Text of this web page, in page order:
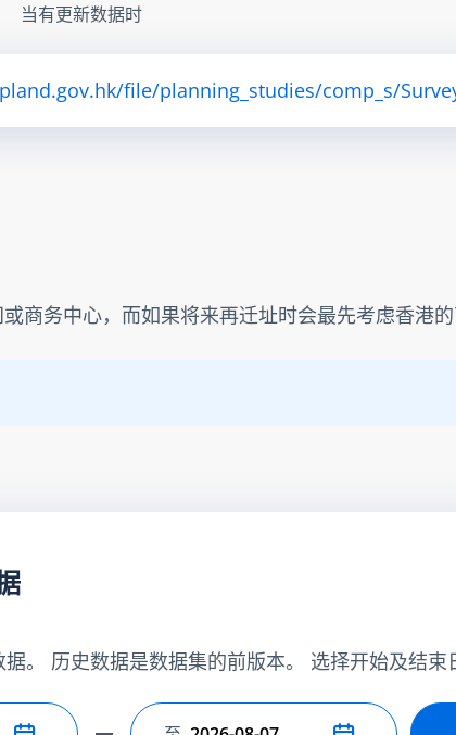
当有更新数据时
file/planning_studies/comp_s/
商务中心，而如果将来再迁址时会最先考虑香港
。 历史数据是数据集的前版本。 选择开始及结